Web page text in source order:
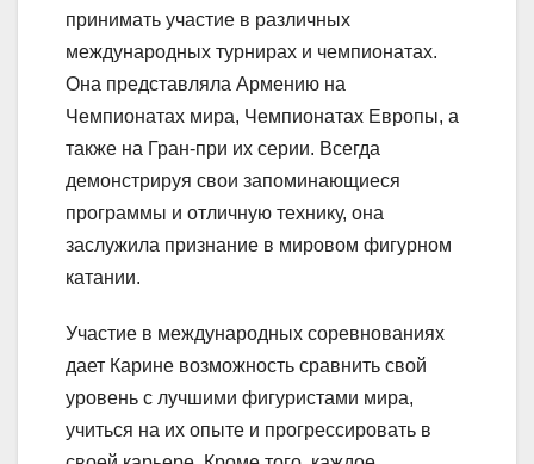
принимать участие в различных
международных турнирах и чемпионатах.
Она представляла Армению на
Чемпионатах мира, Чемпионатах Европы, а
также на Гран-при их серии. Всегда
демонстрируя свои запоминающиеся
программы и отличную технику, она
заслужила признание в мировом фигурном
катании.
Участие в международных соревнованиях
дает Карине возможность сравнить свой
уровень с лучшими фигуристами мира,
учиться на их опыте и прогрессировать в